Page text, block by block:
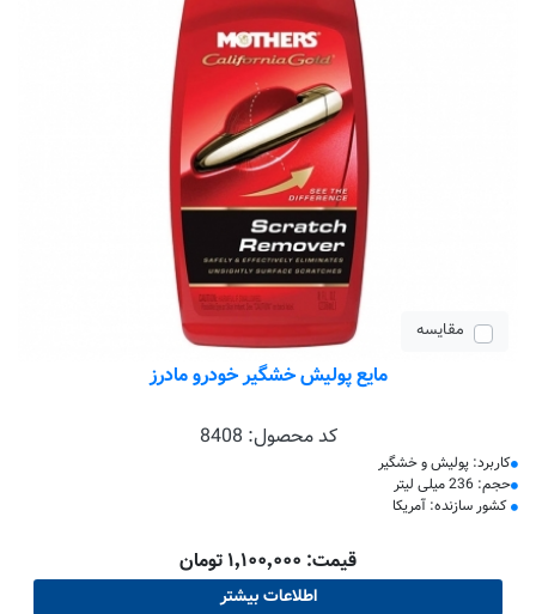
مقایسه
مایع پولیش خشگیر خودرو مادرز
کد محصول: 8408
کاربرد: پولیش و خشگیر
حجم: 236 میلی لیتر
کشور سازنده: آمریکا
قیمت: ۱٬۱۰۰٬۰۰۰ تومان
اطلاعات بیشتر